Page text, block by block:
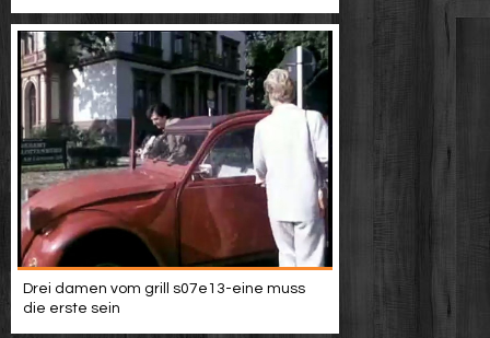
Drei damen vom grill s07e13-eine muss
die erste sein